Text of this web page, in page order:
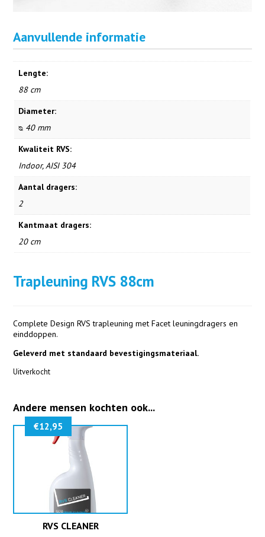
Aanvullende informatie
Lengte:
88 cm
Diameter:
ᴓ 40 mm
Kwaliteit RVS:
Indoor, AISI 304
Aantal dragers:
2
Kantmaat dragers:
20 cm
Trapleuning RVS 88cm
Complete Design RVS trapleuning met Facet leuningdragers en
einddoppen.
Geleverd met standaard bevestigingsmateriaal.
Uitverkocht
Andere mensen kochten ook...
RVS CLEANER
€12,95